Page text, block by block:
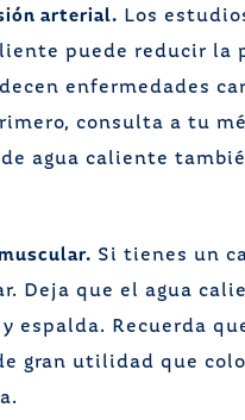
arterial. Los
puede reducir la
enfermedades
consulta a tu
agua caliente
Si tienes un
Deja que el agua
espalda. Recuerda
gran utilidad que